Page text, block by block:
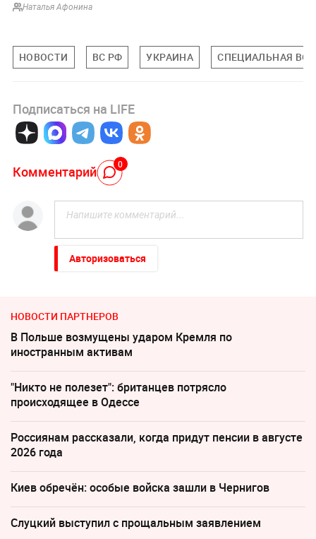
Наталья Афонина
НОВОСТИ ВС РФ УКРАИНА СПЕЦИАЛЬНАЯ
Подписаться на LIFE
Комментарий 0
Авторизоваться
НОВОСТИ ПАРТНЕРОВ
В Польше возмущены ударом Кремля по
иностранным активам
"Никто не полезет": британцев потрясло
происходящее в Одессе
Россиянам рассказали, когда придут пенсии в августе
2026 года
Киев обречён: особые войска зашли в Чернигов
Слуцкий выступил с прощальным заявлением